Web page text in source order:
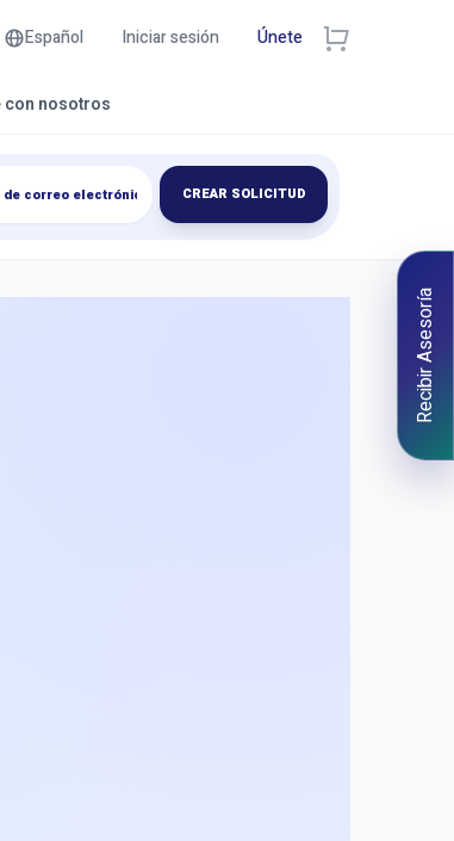
Español Iniciar sesión Únete
con nosotros
CREAR SOLICITUD
Recibir Asesoría